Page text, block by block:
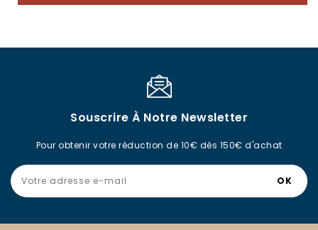
Souscrire À Notre Newsletter
Pour obtenir votre réduction de 10€ dès 150€ d'achat